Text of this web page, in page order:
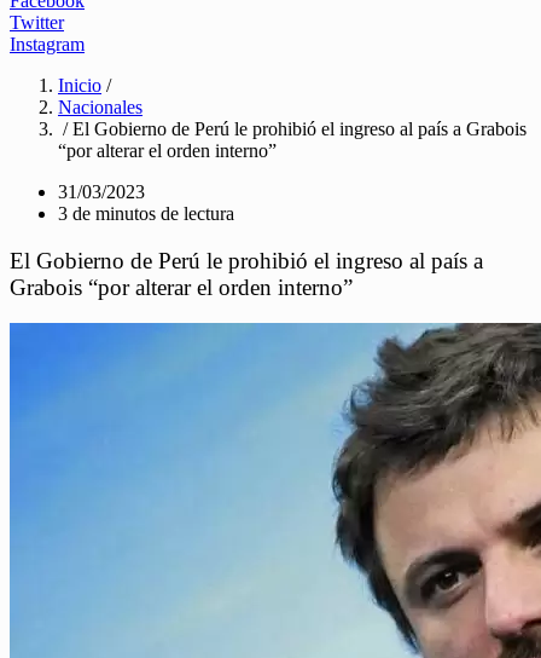
Twitter
Instagram
Inicio /
Nacionales
/ El Gobierno de Perú le prohibió el ingreso al país a Grabois
“por alterar el orden interno”
31/03/2023
3 de minutos de lectura
El Gobierno de Perú le prohibió el ingreso al país a
Grabois “por alterar el orden interno”